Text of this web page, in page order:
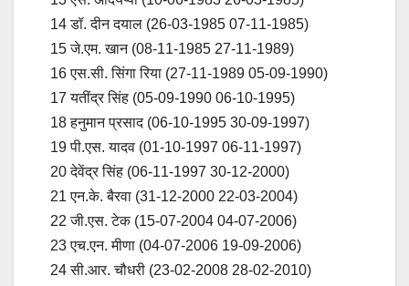
14 डॉ. दीन दयाल (26-03-1985 07-11-1985)
15 जे.एम. खान (08-11-1985 27-11-1989)
16 एस.सी. सिंगा रिया (27-11-1989 05-09-1990)
17 यतींद्र सिंह (05-09-1990 06-10-1995)
18 हनुमान प्रसाद (06-10-1995 30-09-1997)
19 पी.एस. यादव (01-10-1997 06-11-1997)
20 देवेंद्र सिंह (06-11-1997 30-12-2000)
21 एन.के. बैरवा (31-12-2000 22-03-2004)
22 जी.एस. टेक (15-07-2004 04-07-2006)
23 एच.एन. मीणा (04-07-2006 19-09-2006)
24 सी.आर. चौधरी (23-02-2008 28-02-2010)